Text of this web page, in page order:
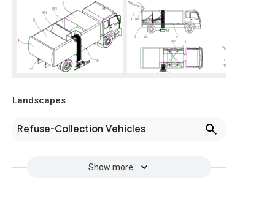
Landscapes
Refuse-Collection Vehicles
Show more